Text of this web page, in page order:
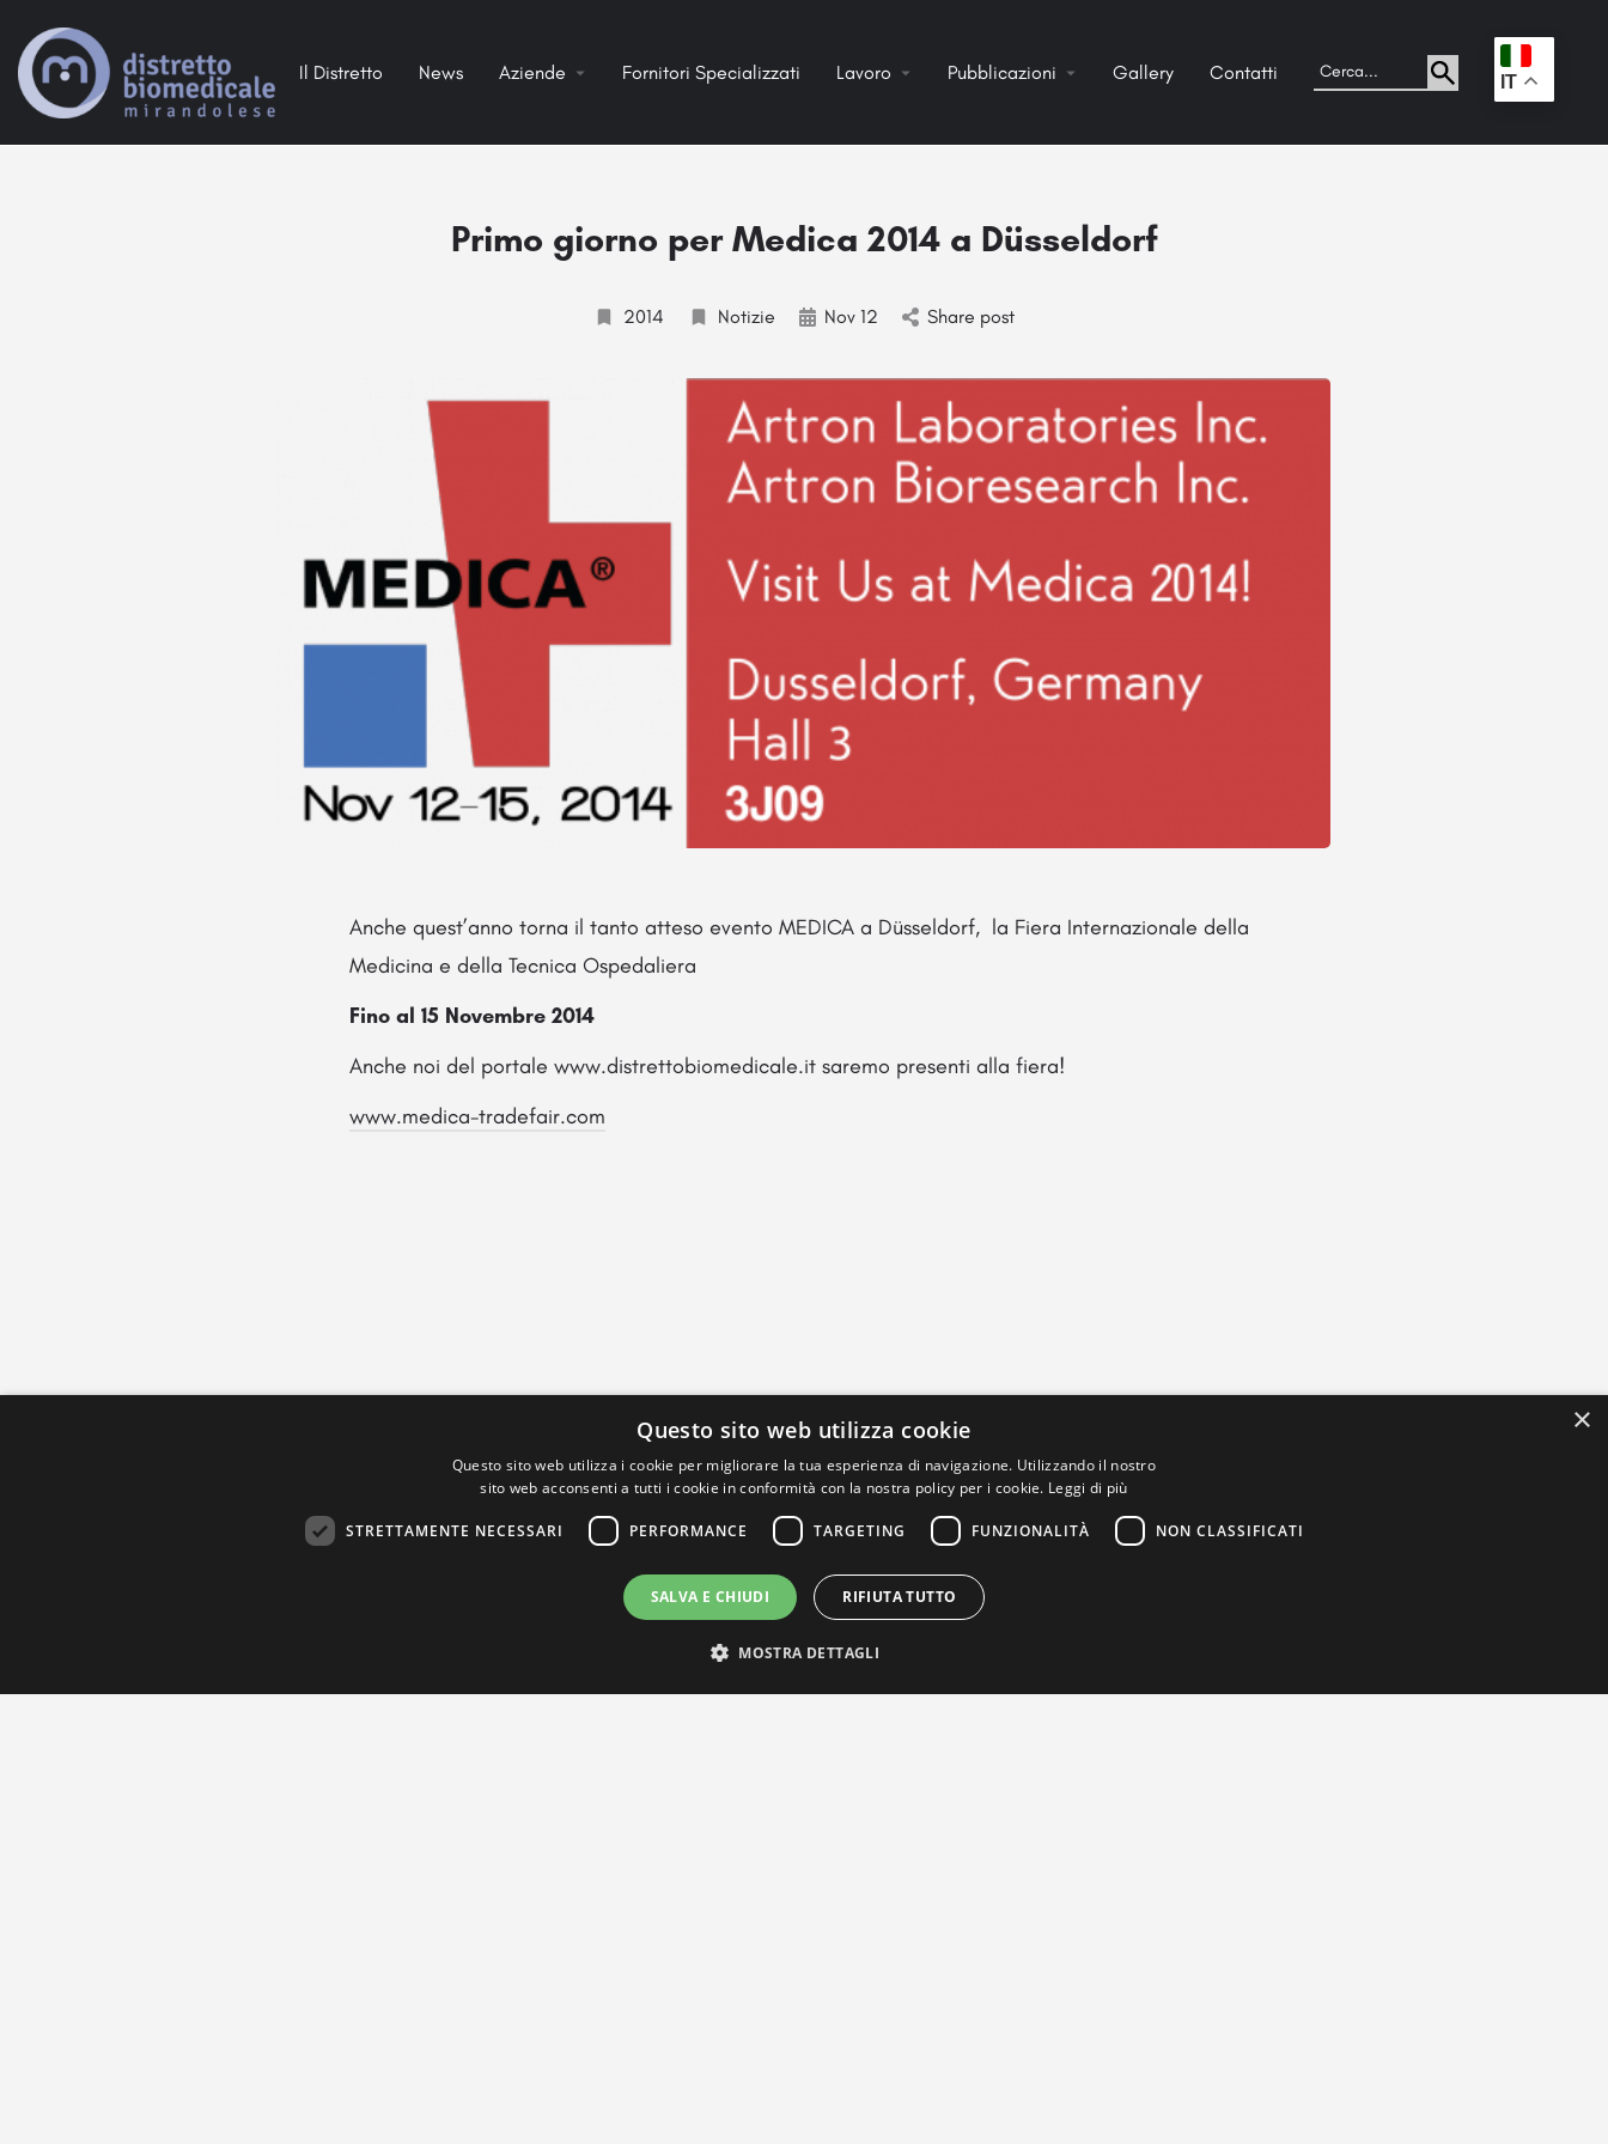
Il Distretto News Aziende Fornitori Specializzati Lavoro Pubblicazioni Gallery Contatti . IT
Primo giorno per Medica 2014 a Düsseldorf
2014 Notizie Nov 12 Share post
Anche quest’anno torna il tanto atteso evento MEDICA a Düsseldorf, la Fiera Internazionale della
Medicina e della Tecnica Ospedaliera
Fino al 15 Novembre 2014
Anche noi del portale www.distrettobiomedicale.it saremo presenti alla fiera!
www.medica-tradefair.com
×
Questo sito web utilizza cookie
Questo sito web utilizza i cookie per migliorare la tua esperienza di navigazione. Utilizzando il nostro
sito web acconsenti a tutti i cookie in conformità con la nostra policy per i cookie. Leggi di più
STRETTAMENTE NECESSARI PERFORMANCE TARGETING FUNZIONALITÀ NON CLASSIFICATI
SALVA E CHIUDI RIFIUTA TUTTO
MOSTRA DETTAGLI